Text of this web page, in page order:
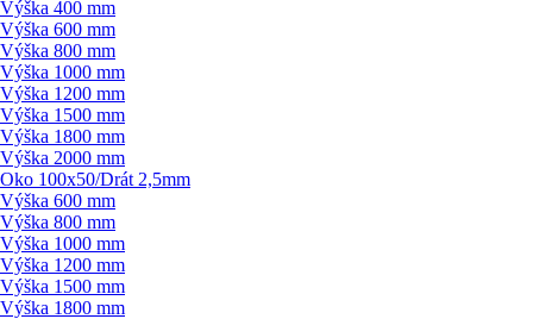
Výška 400 mm
Výška 600 mm
Výška 800 mm
Výška 1000 mm
Výška 1200 mm
Výška 1500 mm
Výška 1800 mm
Výška 2000 mm
Oko 100x50/Drát 2,5mm
Výška 600 mm
Výška 800 mm
Výška 1000 mm
Výška 1200 mm
Výška 1500 mm
Výška 1800 mm